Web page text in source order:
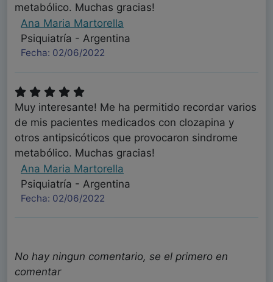
metabólico. Muchas gracias!
Ana Maria Martorella
Psiquiatría - Argentina
Fecha: 02/06/2022
Muy interesante! Me ha permitido recordar varios
de mis pacientes medicados con clozapina y
otros antipsicóticos que provocaron sindrome
metabólico. Muchas gracias!
Ana Maria Martorella
Psiquiatría - Argentina
Fecha: 02/06/2022
Muy completa presentación. Enhorabuena.
Francisco Jesús Lobato Carvajal
No hay ningun comentario, se el primero en
comentar